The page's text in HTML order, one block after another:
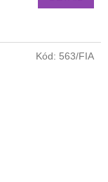
Kód: 563/FIA